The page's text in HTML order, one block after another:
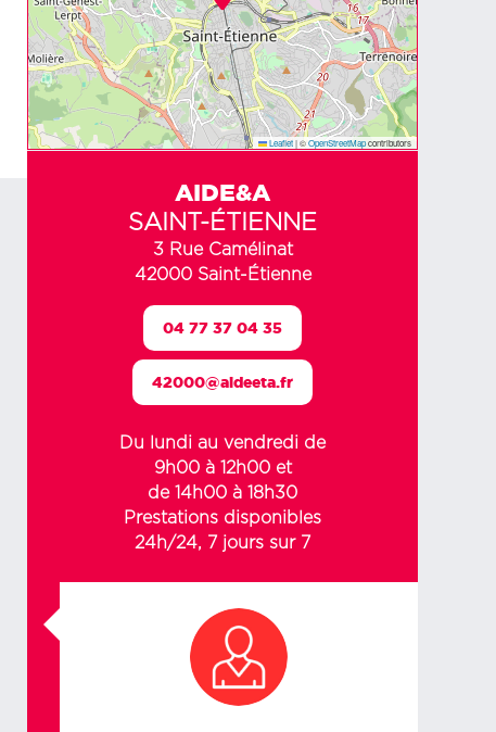
Leaflet|©OpenStreetMapcontributors
AIDE&A
SAINT-ÉTIENNE
3 Rue Camélinat
42000 Saint-Étienne
04 77 37 04 35
42000@aideeta.fr
Du lundi au vendredi de
9h00 à 12h00 et
de 14h00 à 18h30
Prestations disponibles
24h/24, 7 jours sur 7